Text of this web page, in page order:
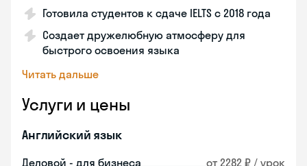
Готовила студентов к сдаче IELTS с 2018 года
Создает дружелюбную атмосферу для
быстрого освоения языка
Читать дальше
Услуги и цены
Английский язык
Деловой - для бизнеса от 2282 ₽ / урок